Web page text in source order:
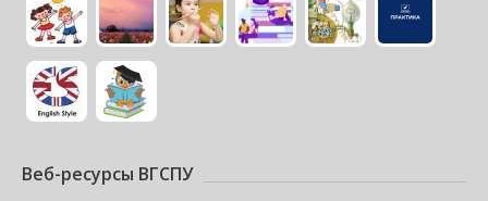
Веб-ресурсы ВГСПУ